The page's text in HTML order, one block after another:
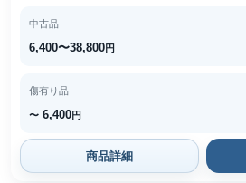
中古品
6,400〜38,800円
傷有り品
〜 6,400円
商品詳細